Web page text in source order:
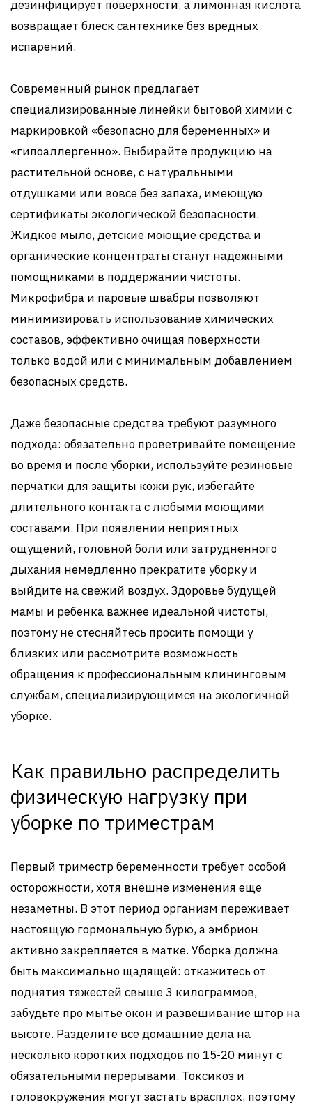
дезинфицирует поверхности, а лимонная кислота
возвращает блеск сантехнике без вредных
испарений.
Современный рынок предлагает
специализированные линейки бытовой химии с
маркировкой «безопасно для беременных» и
«гипоаллергенно». Выбирайте продукцию на
растительной основе, с натуральными
отдушками или вовсе без запаха, имеющую
сертификаты экологической безопасности.
Жидкое мыло, детские моющие средства и
органические концентраты станут надежными
помощниками в поддержании чистоты.
Микрофибра и паровые швабры позволяют
минимизировать использование химических
составов, эффективно очищая поверхности
только водой или с минимальным добавлением
безопасных средств.
Даже безопасные средства требуют разумного
подхода: обязательно проветривайте помещение
во время и после уборки, используйте резиновые
перчатки для защиты кожи рук, избегайте
длительного контакта с любыми моющими
составами. При появлении неприятных
ощущений, головной боли или затрудненного
дыхания немедленно прекратите уборку и
выйдите на свежий воздух. Здоровье будущей
мамы и ребенка важнее идеальной чистоты,
поэтому не стесняйтесь просить помощи у
близких или рассмотрите возможность
обращения к профессиональным клининговым
службам, специализирующимся на экологичной
уборке.
Как правильно распределить
физическую нагрузку при
уборке по триместрам
Первый триместр беременности требует особой
осторожности, хотя внешне изменения еще
незаметны. В этот период организм переживает
настоящую гормональную бурю, а эмбрион
активно закрепляется в матке. Уборка должна
быть максимально щадящей: откажитесь от
поднятия тяжестей свыше 3 килограммов,
забудьте про мытье окон и развешивание штор на
высоте. Разделите все домашние дела на
несколько коротких подходов по 15-20 минут с
обязательными перерывами. Токсикоз и
головокружения могут застать врасплох, поэтому